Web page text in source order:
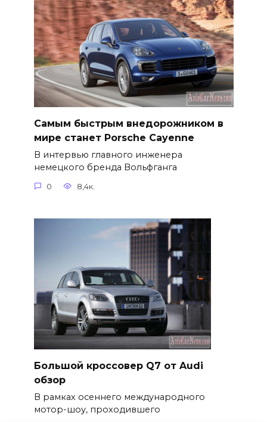
Самым быстрым внедорожником в
мире станет Porsche Cayenne
В интервью главного инженера
немецкого бренда Вольфганга
0 8,4к.
Большой кроссовер Q7 от Audi
обзор
В рамках осеннего международного
мотор-шоу, проходившего